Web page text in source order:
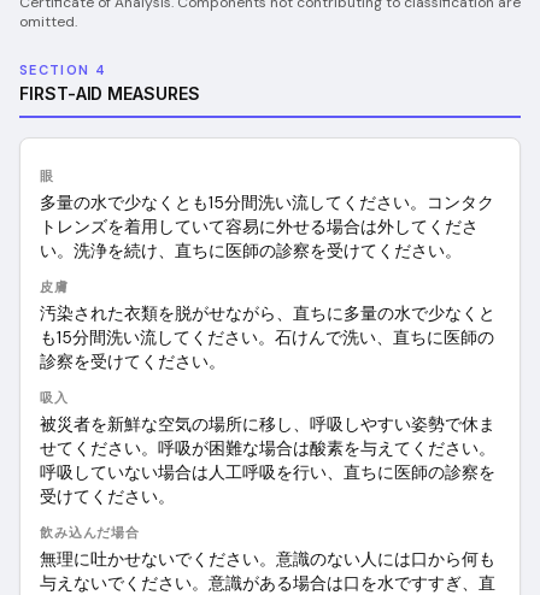
omitted.
SECTION 4
FIRST-AID MEASURES
眼
多量の水で少なくとも15分間洗い流してください。コンタク
トレンズを着用していて容易に外せる場合は外してくださ
い。洗浄を続け、直ちに医師の診察を受けてください。
皮膚
汚染された衣類を脱がせながら、直ちに多量の水で少なくと
も15分間洗い流してください。石けんで洗い、直ちに医師の
診察を受けてください。
吸入
被災者を新鮮な空気の場所に移し、呼吸しやすい姿勢で休ま
せてください。呼吸が困難な場合は酸素を与えてください。
呼吸していない場合は人工呼吸を行い、直ちに医師の診察を
受けてください。
飲み込んだ場合
無理に吐かせないでください。意識のない人には口から何も
与えないでください。意識がある場合は口を水ですすぎ、直